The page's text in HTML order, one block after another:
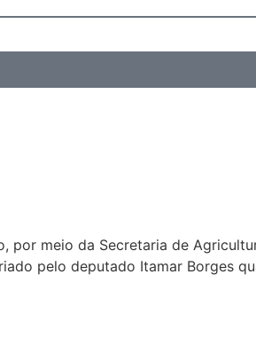
meio da Secretaria de
pelo deputado Itamar Borges